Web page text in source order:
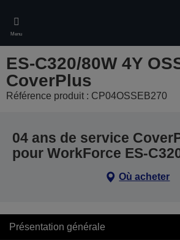
main
content
Menu
ES-C320/80W 4Y
CoverPlus
Référence produit : CP04OSSEB270
04 ans de service
pour WorkForce ES-
Où acheter
Présentation générale